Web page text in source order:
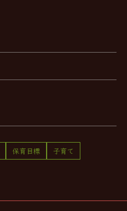
保育目標
子育て